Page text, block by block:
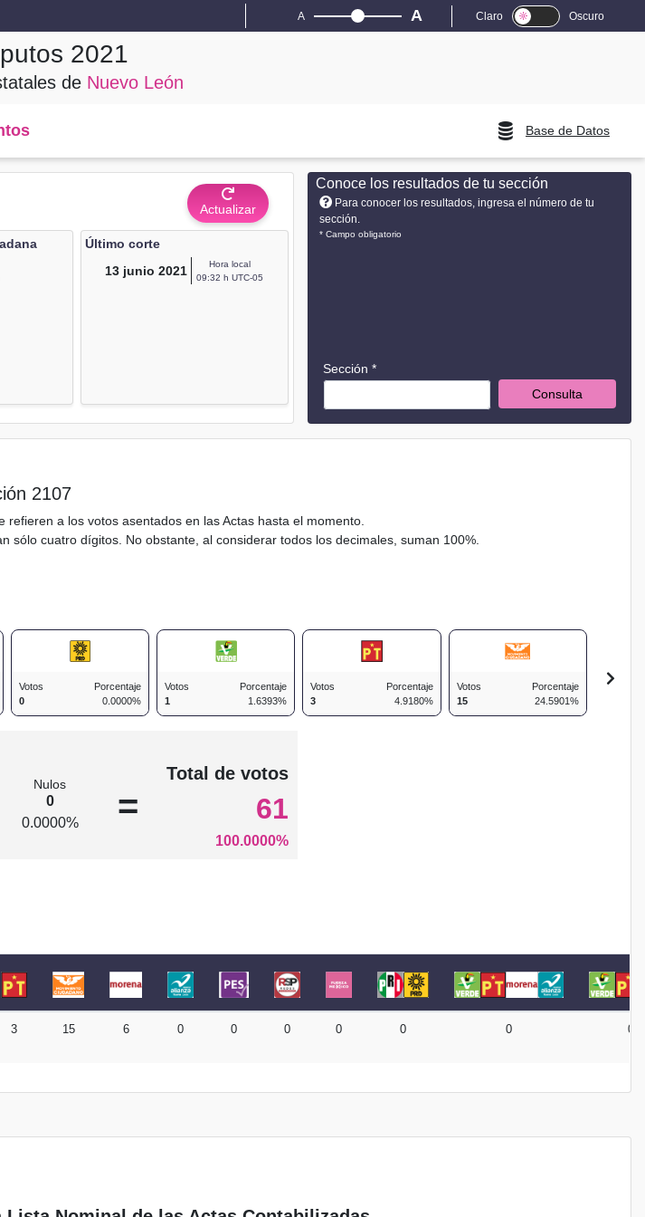
A A Claro Oscuro
2021
de Nuevo León
Base de Datos
Actualizar
Último corte
13 junio 2021
Hora local
09:32 h UTC-05
Conoce los resultados de tu sección
Para conocer los resultados, ingresa el número de tu
sección.
* Campo obligatorio
Sección *
Consulta
2107
a los votos asentados en las Actas hasta el momento.
sólo cuatro dígitos. No obstante, al considerar todos los decimales, suman 100%.
Votos
0
Porcentaje
0.0000%
Votos
1
Porcentaje
1.6393%
Votos
3
Porcentaje
4.9180%
Votos
15
Porcentaje
24.5901%
Votos
Nulos
0
0.0000%
=
Total de votos
61
100.0000%
3 15 6 0 0 0 0 0 0 0